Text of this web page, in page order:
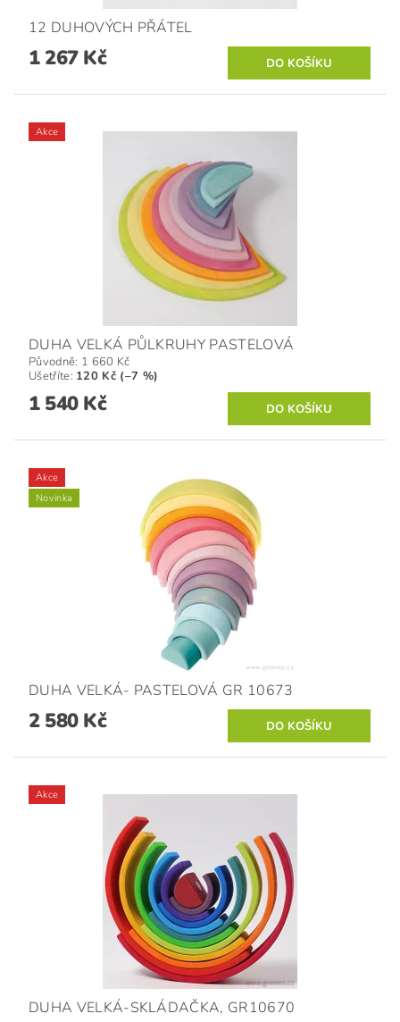
12 DUHOVÝCH PŘÁTEL
1 267 Kč
Akce
DUHA VELKÁ PŮLKRUHY PASTELOVÁ
Původně: 1 660 Kč
Ušetříte: 120 Kč (–7 %)
1 540 Kč
Akce
Novinka
DUHA VELKÁ- PASTELOVÁ GR 10673
2 580 Kč
Akce
DUHA VELKÁ-SKLÁDAČKA, GR10670